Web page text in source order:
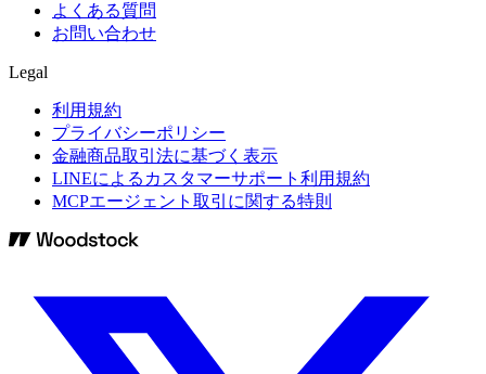
よくある質問
お問い合わせ
Legal
利用規約
プライバシーポリシー
金融商品取引法に基づく表示
LINEによるカスタマーサポート利用規約
MCPエージェント取引に関する特則